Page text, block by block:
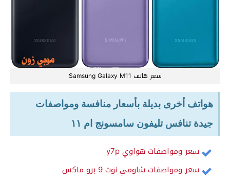
سعر هاتف Samsung Galaxy M11
هواتف أخرى بديلة بأسعار منافسة ومواصفات
جيدة تنافس تليفون سامسونج ام ١١
سعر ومواصفات هواوي y7p
سعر ومواصفات شاومي نوت 9 برو ماكس